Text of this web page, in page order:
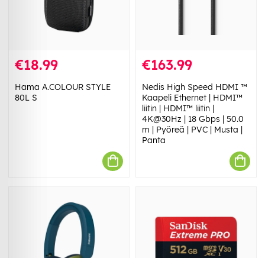
€18.99
Hama A.COLOUR STYLE
80L S
€163.99
Nedis High Speed ​​HDMI ™
Kaapeli Ethernet | HDMI™
liitin | HDMI™ liitin |
4K@30Hz | 18 Gbps | 50.0
m | Pyöreä | PVC | Musta |
Panta